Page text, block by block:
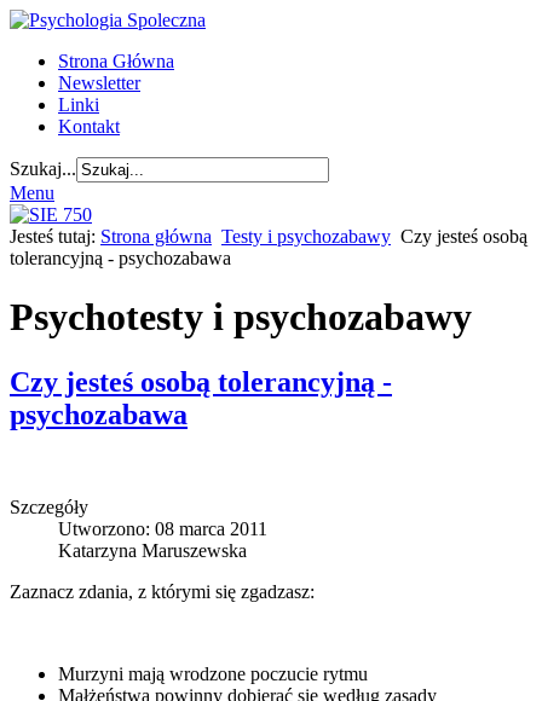
Strona Główna
Newsletter
Linki
Kontakt
Szukaj...
Menu
Jesteś tutaj: Strona główna Testy i psychozabawy Czy jesteś osobą
tolerancyjną - psychozabawa
Psychotesty i psychozabawy
Czy jesteś osobą tolerancyjną -
psychozabawa
Szczegóły
Utworzono: 08 marca 2011
Katarzyna Maruszewska
Zaznacz zdania, z którymi się zgadzasz:
Murzyni mają wrodzone poczucie rytmu
Małżeństwa powinny dobierać się według zasady